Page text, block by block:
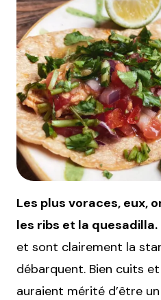
Les plus voraces, eux,
les ribs et la quesadilla.
et sont clairement la
débarquent. Bien cuits
auraient mérité d’être